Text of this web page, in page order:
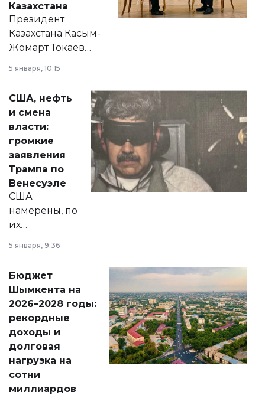
Казахстана
Президент
Казахстана Касым-
Жомарт Токаев
сразу несколько
актуальных тем —
от слухов о
политических
реформах до
вопросов армии,
экономики и
личного здоровья.
5 января, 10:15
США, нефть
и смена
власти:
громкие
заявления
Трампа по
Венесуэле
США
намерены, по
их
принести
народу
Венесуэлы.
5 января, 9:36
Бюджет
Шымкента на
2026–2028 годы:
рекордные
доходы и
долговая
нагрузка на
сотни
миллиардов